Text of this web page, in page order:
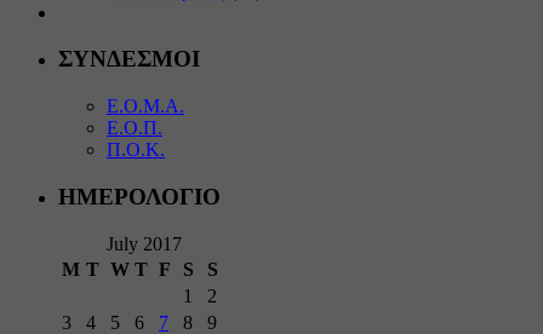
ΣΥΝΔΕΣΜΟΙ
Ε.Ο.Μ.Α.
Ε.Ο.Π.
Π.Ο.Κ.
ΗΜΕΡΟΛΟΓΙΟ
July 2017
M T W T F S
S
1
2
3
4 5 6 7 8
9